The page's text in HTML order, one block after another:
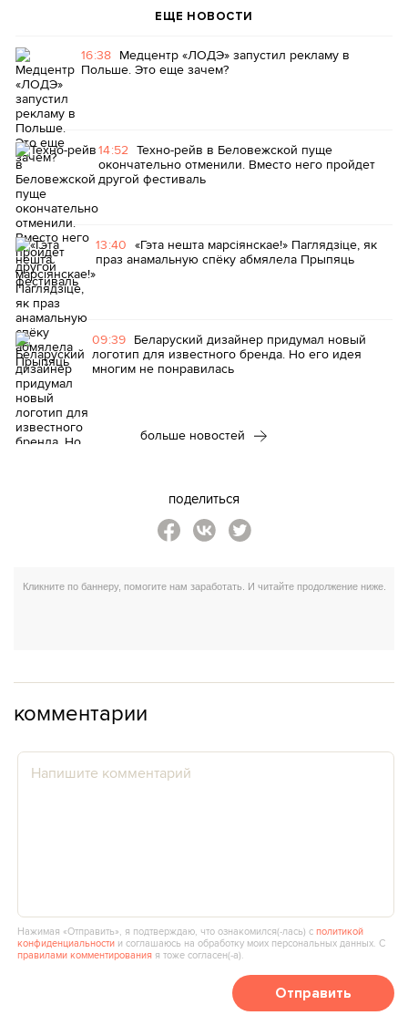
ЕЩЕ НОВОСТИ
16:38 Медцентр «ЛОДЭ» запустил рекламу в
Польше. Это еще зачем?
14:52 Техно-рейв в Беловежской пуще
окончательно отменили. Вместо него пройдет
другой фестиваль
13:40 «Гэта нешта марсіянскае!» Паглядзіце, як
праз анамальную спёку абмялела Прыпяць
09:39 Беларуский дизайнер придумал новый
логотип для известного бренда. Но его идея
многим не понравилась
больше новостей
поделиться
комментарии
Нажимая «Отправить», я подтверждаю, что ознакомился(‑лась) сполитикой
конфиденциальности и соглашаюсь на обработку моих персональных данных. С
правилами комментирования я тоже согласен(‑а).
Отправить